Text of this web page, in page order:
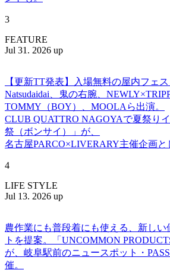
3
FEATURE
Jul 31. 2026 up
【更新TT発表】入場無料の屋内フェス
Natsudaidai、鬼の右腕、
TOMMY（BOY）、MOOLAら出演。
CLUB QUATTRO NAGOYAで夏祭り
祭（ボンサイ）」が、
名古屋PARCO×LIVERARY主催企画と
4
LIFE STYLE
Jul 13. 2026 up
農作業にも普段着にも使える、新しい
トを提案。「UNCOMMON
が、岐阜駅前のニュースポット・
催。